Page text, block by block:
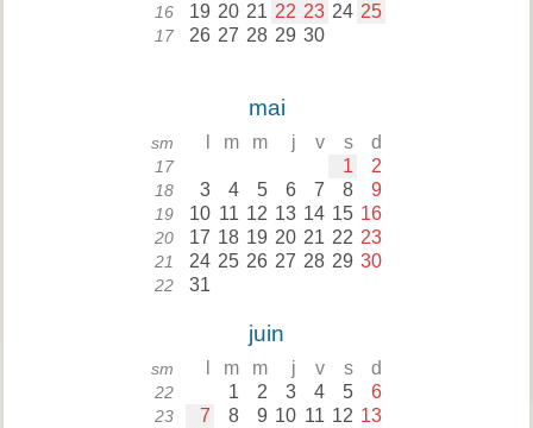
16 19 20 21 22 23 24 25
17 26 27 28 29 30
mai
sm m m j v s d
17 1 2
18 3 4 5 6 7 8 9
19 10 11 12 13 14 15 16
20 17 18 19 20 21 22 23
21 24 25 26 27 28 29 30
22 31
juin
sm m m j v s d
22 1 2 3 4 5 6
23 7 8 9 10 11 12 13